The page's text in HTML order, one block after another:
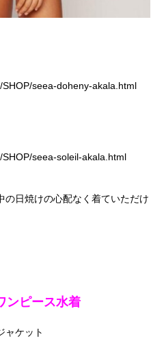
seea-doheny-akala.html
seea-soleil-akala.html
の日焼けの心配なく着ていただけ
ンピース水着
ャケット